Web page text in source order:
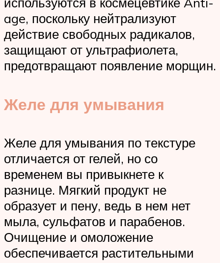
age, поскольку нейтрализуют
действие свободных радикалов,
защищают от ультрафиолета,
предотвращают появление морщин.
Желе для умывания
Желе для умывания по текстуре
отличается от гелей, но со
временем вы привыкнете к
разнице. Мягкий продукт не
образует и пену, ведь в нем нет
мыла, сульфатов и парабенов.
Очищение и омоложение
обеспечивается растительными